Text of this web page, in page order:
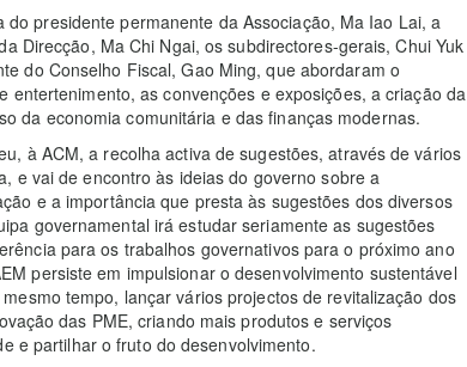
presidente permanente da Associação, Ma Iao Lai, a
Direcção, Ma Chi Ngai, os subdirectores-gerais, Chui Yuk
do Conselho Fiscal, Gao Ming, que abordaram o
entertenimento, as convenções e exposições, a criação da
da economia comunitária e das finanças modernas.
à ACM, a recolha activa de sugestões, através de vários
e vai de encontro às ideias do governo sobre a
e a importância que presta às sugestões dos diversos
governamental irá estudar seriamente as sugestões
para os trabalhos governativos para o próximo ano
persiste em impulsionar o desenvolvimento sustentável
tempo, lançar vários projectos de revitalização dos
das PME, criando mais produtos e serviços
e partilhar o fruto do desenvolvimento.